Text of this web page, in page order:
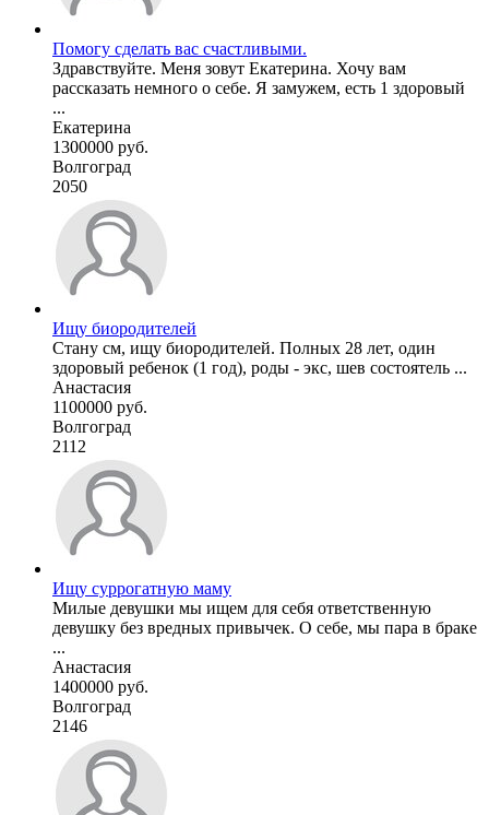
Помогу сделать вас счастливыми.
Здравствуйте. Меня зовут Екатерина. Хочу вам
рассказать немного о себе. Я замужем, есть 1 здоровый
...
Екатерина
1300000 руб.
Волгоград
2050
Ищу биородителей
Стану см, ищу биородителей. Полных 28 лет, один
здоровый ребенок (1 год), роды - экс, шев состоятель ...
Анастасия
1100000 руб.
Волгоград
2112
Ищу суррогатную маму
Милые девушки мы ищем для себя ответственную
девушку без вредных привычек. О себе, мы пара в браке
...
Анастасия
1400000 руб.
Волгоград
2146